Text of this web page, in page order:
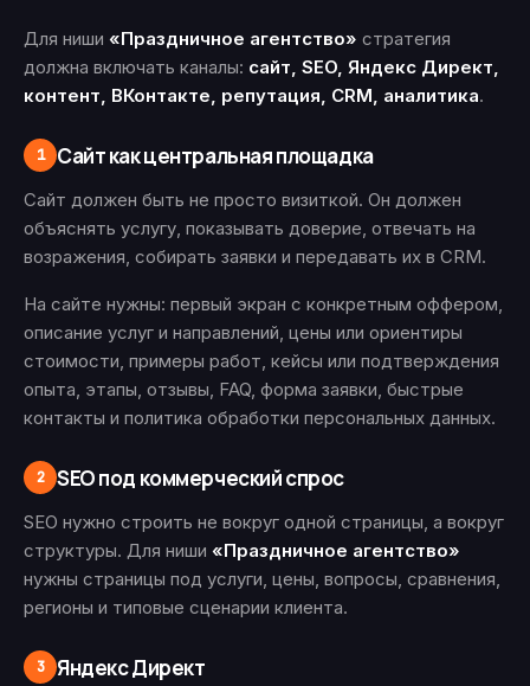
Для ниши «Праздничное агентство» стратегия
должна включать каналы: сайт, SEO, Яндекс Директ,
контент, ВКонтакте, репутация, CRM, аналитика.
1 Сайт как центральная площадка
Сайт должен быть не просто визиткой. Он должен
объяснять услугу, показывать доверие, отвечать на
возражения, собирать заявки и передавать их в CRM.
На сайте нужны: первый экран с конкретным оффером,
описание услуг и направлений, цены или ориентиры
стоимости, примеры работ, кейсы или подтверждения
опыта, этапы, отзывы, FAQ, форма заявки, быстрые
контакты и политика обработки персональных данных.
2 SEO под коммерческий спрос
SEO нужно строить не вокруг одной страницы, а вокруг
структуры. Для ниши «Праздничное агентство»
нужны страницы под услуги, цены, вопросы, сравнения,
регионы и типовые сценарии клиента.
3 Яндекс Директ